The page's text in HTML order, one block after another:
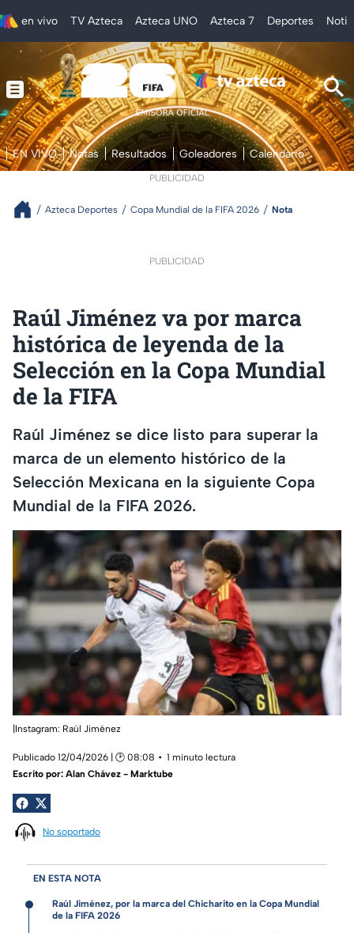
en vivo TV Azteca Azteca UNO Azteca 7 Deportes
EN VIVO Notas Resultados Goleadores Calendario
PUBLICIDAD
Azteca Deportes Copa Mundial de la FIFA 2026 Nota
PUBLICIDAD
Raúl Jiménez va por marca
histórica de leyenda de la
Selección en la Copa Mundial
de la FIFA
Raúl Jiménez se dice listo para superar la
marca de un elemento histórico de la
Selección Mexicana en la siguiente Copa
Mundial de la FIFA 2026.
|Instagram: Raúl Jiménez
Publicado 12/04/2026 | 🕑 08:08
1 minuto lectura
Escrito por: Alan Chávez - Marktube
No soportado
EN ESTA NOTA
Raúl Jiménez, por la marca del Chicharito en la Copa Mundial
de la FIFA 2026